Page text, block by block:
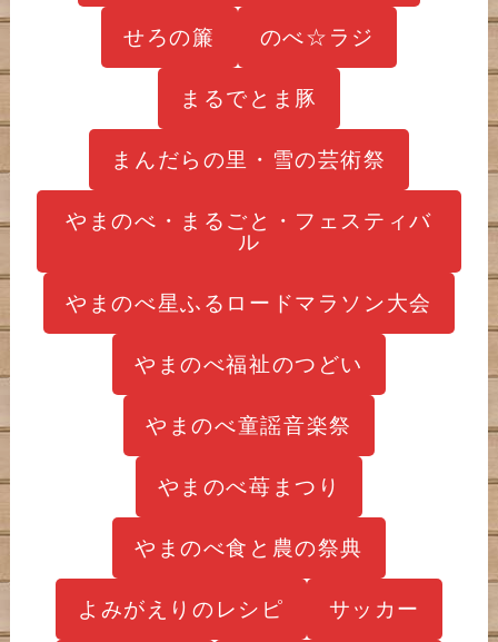
せろの簾 のべ☆ラジ
まるでとま豚
まんだらの里・雪の芸術祭
やまのべ・まるごと・フェスティバ
ル
やまのべ星ふるロードマラソン大会
やまのべ福祉のつどい
やまのべ童謡音楽祭
やまのべ苺まつり
やまのべ食と農の祭典
よみがえりのレシピ サッカー